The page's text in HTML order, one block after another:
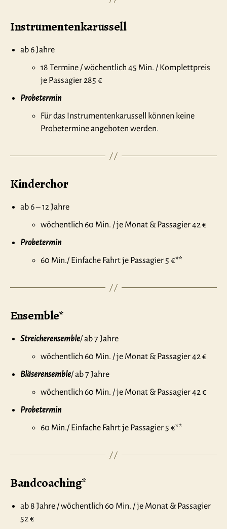
Instrumentenkarussell
ab 6 Jahre
18 Termine / wöchentlich 45 Min. / Komplettpreis
je Passagier 285 €
Probetermin
Für das Instrumentenkarussell können keine
Probetermine angeboten werden.
Kinderchor
ab 6 – 12 Jahre
wöchentlich 60 Min. / je Monat & Passagier 42 €
Probetermin
60 Min./ Einfache Fahrt je Passagier 5 €**
Ensemble*
Streicherensemble/ ab 7 Jahre
wöchentlich 60 Min. / je Monat & Passagier 42 €
Bläserensemble/ ab 7 Jahre
wöchentlich 60 Min. / je Monat & Passagier 42 €
Probetermin
60 Min./ Einfache Fahrt je Passagier 5 €**
Bandcoaching*
ab 8 Jahre / wöchentlich 60 Min. / je Monat & Passagier
52 €